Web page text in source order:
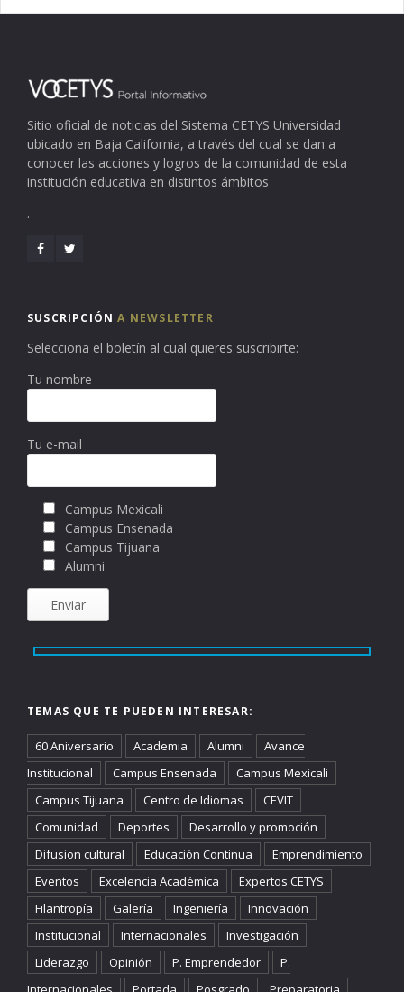
Sitio oficial de noticias del Sistema CETYS Universidad
ubicado en Baja California, a través del cual se dan a
conocer las acciones y logros de la comunidad de esta
institución educativa en distintos ámbitos
.
SUSCRIPCIÓNA NEWSLETTER
Selecciona el boletín al cual quieres suscribirte:
Tu nombre
Tu e-mail
Campus Mexicali
Campus Ensenada
Campus Tijuana
Alumni
TEMAS QUE TE PUEDEN INTERESAR:
60 Aniversario Academia Alumni
Avance
Institucional
Campus Ensenada
Campus Mexicali
Campus Tijuana
Centro de Idiomas
CEVIT
Comunidad
Deportes
Desarrollo y promoción
Difusion cultural
Educación Continua
Emprendimiento
Eventos
Excelencia Académica
Expertos CETYS
Filantropía
Galería Ingeniería
Innovación
Institucional
Internacionales
Investigación
Liderazgo
Opinión P. Emprendedor
P.